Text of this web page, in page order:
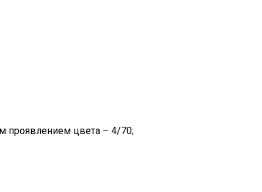
проявлением цвета – 4/70;